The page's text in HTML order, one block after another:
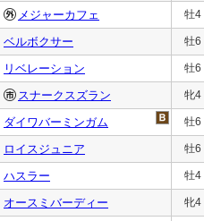
メジャーカフェ 牡4
ベルボクサー 牡6
リベレーション 牡6
スナークスズラン 牝4
ダイワバーミンガム 牡6
ロイスジュニア 牡6
ハスラー 牡4
オースミバーディー 牝4